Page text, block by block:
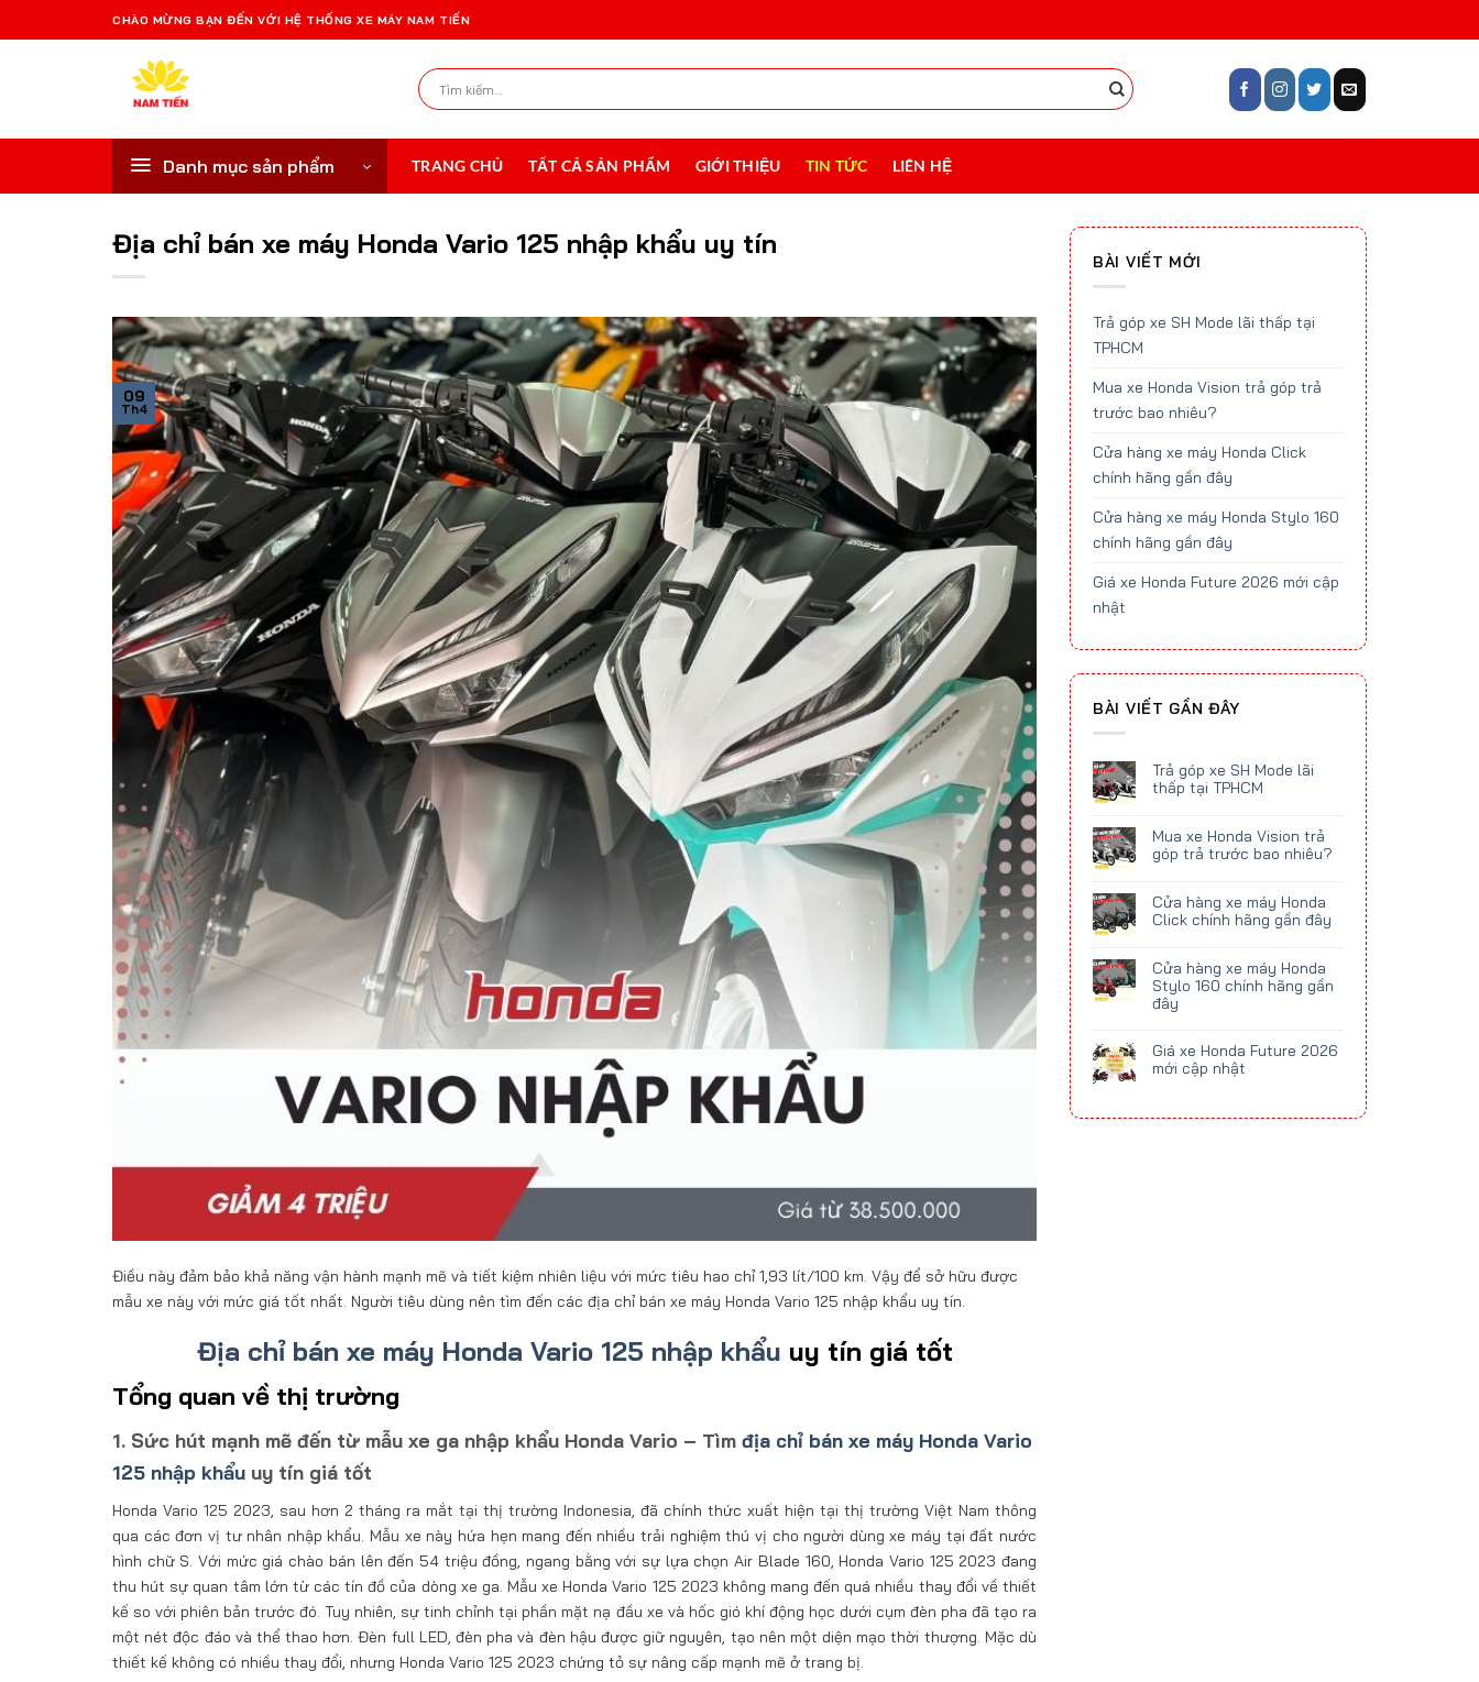
qua
CHÀO MỪNG BẠN ĐẾN VỚI HỆ THỐNG XE MÁY NAM TIẾN
Tìm
kiếm:
Danh mục sản phẩm TRANG CHỦ TẤT CẢ SẢN PHẨM GIỚI THIỆU TIN TỨC LIÊN HỆ
Địa chỉ bán xe máy Honda Vario 125 nhập khẩu uy tín
09
Th4
Điều này đảm bảo khả năng vận hành mạnh mẽ và tiết kiệm nhiên liệu với mức tiêu hao chỉ 1,93 lít/100 km. Vậy để sở hữu được
mẫu xe này với mức giá tốt nhất. Người tiêu dùng nên tìm đến các địa chỉ bán xe máy Honda Vario 125 nhập khẩu uy tín.
Địa chỉ bán xe máy Honda Vario 125 nhập khẩu uy tín giá tốt
Tổng quan về thị trường
1. Sức hút mạnh mẽ đến từ mẫu xe ga nhập khẩu Honda Vario – Tìm địa chỉ bán xe máy Honda Vario
125 nhập khẩu uy tín giá tốt
Honda Vario 125 2023, sau hơn 2 tháng ra mắt tại thị trường Indonesia, đã chính thức xuất hiện tại thị trường Việt Nam thông
qua các đơn vị tư nhân nhập khẩu. Mẫu xe này hứa hẹn mang đến nhiều trải nghiệm thú vị cho người dùng xe máy tại đất nước
hình chữ S. Với mức giá chào bán lên đến 54 triệu đồng, ngang bằng với sự lựa chọn Air Blade 160, Honda Vario 125 2023 đang
thu hút sự quan tâm lớn từ các tín đồ của dòng xe ga. Mẫu xe Honda Vario 125 2023 không mang đến quá nhiều thay đổi về thiết
kế so với phiên bản trước đó. Tuy nhiên, sự tinh chỉnh tại phần mặt nạ đầu xe và hốc gió khí động học dưới cụm đèn pha đã tạo ra
một nét độc đáo và thể thao hơn. Đèn full LED, đèn pha và đèn hậu được giữ nguyên, tạo nên một diện mạo thời thượng. Mặc dù
thiết kế không có nhiều thay đổi, nhưng Honda Vario 125 2023 chứng tỏ sự nâng cấp mạnh mẽ ở trang bị.
BÀI VIẾT MỚI
Trả góp xe SH Mode lãi thấp tại
TPHCM
Mua xe Honda Vision trả góp trả
trước bao nhiêu?
Cửa hàng xe máy Honda Click
chính hãng gần đây
Cửa hàng xe máy Honda Stylo 160
chính hãng gần đây
Giá xe Honda Future 2026 mới cập
nhật
BÀI VIẾT GẦN ĐÂY
Trả góp xe SH Mode lãi
thấp tại TPHCM
Mua xe Honda Vision trả
góp trả trước bao nhiêu?
Cửa hàng xe máy Honda
Click chính hãng gần đây
Cửa hàng xe máy Honda
Stylo 160 chính hãng gần
đây
Giá xe Honda Future 2026
mới cập nhật